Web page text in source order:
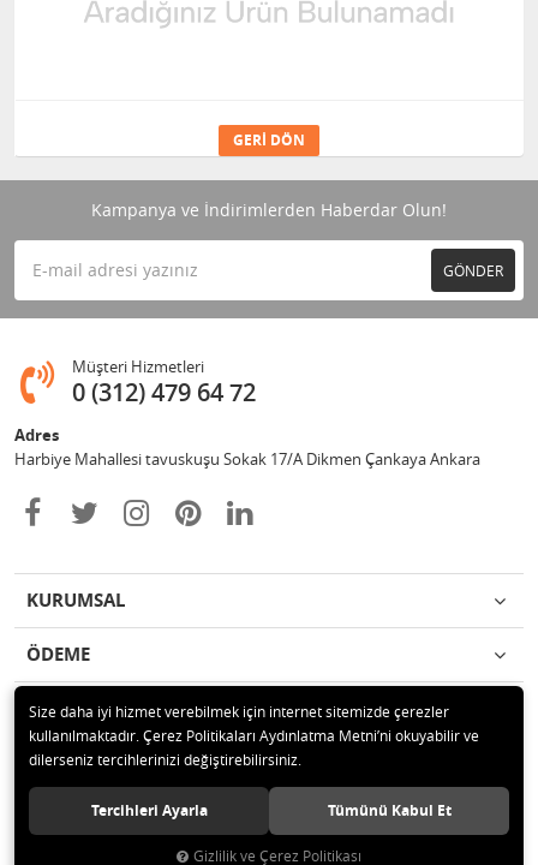
GERI DÖN
Kampanya ve İndirimlerden Haberdar Olun!
GÖNDER
Müşteri Hizmetleri
0 (312) 479 64 72
Adres
Harbiye Mahallesi tavuskuşu Sokak 17/A Dikmen Çankaya Ankara
KURUMSAL
ÖDEME
İLETİŞİM
© 2020 2Y BİLİŞİM İÇ VE DIŞ TİCARET LTD. ŞTİ. Tüm hakları saklıdır.
Size daha iyi hizmet verebilmek için internet sitemizde çerezler
kullanılmaktadır. Çerez Politikaları Aydınlatma Metni’ni okuyabilir ve
dilerseniz tercihlerinizi değiştirebilirsiniz.
Tercihleri Ayarla Tümünü Kabul Et
Gizlilik ve Çerez Politikası